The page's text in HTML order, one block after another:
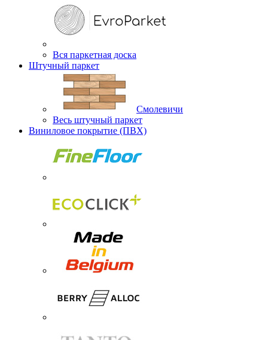
Вся паркетная доска
Штучный паркет
Смолевичи
Весь штучный паркет
Виниловое покрытие (ПВХ)